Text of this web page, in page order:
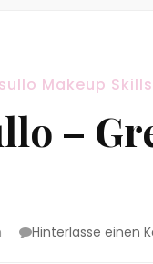
Makeup Skills
–
Hinterlasse einen